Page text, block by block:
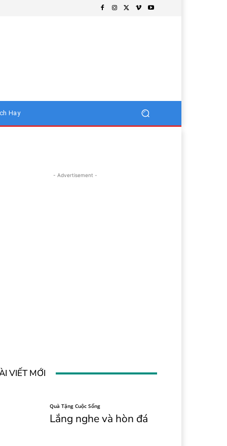
Hay
- Advertisement -
VIẾT MỚI
Quà Tặng Cuộc Sống
Lắng nghe và hòn đá